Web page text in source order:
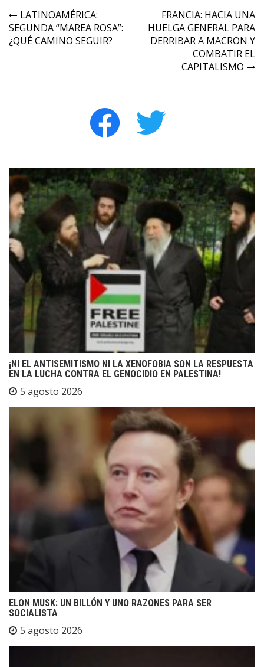
Navegación
de
LATINOAMÉRICA:
SEGUNDA “MAREA ROSA”:
¿QUÉ CAMINO SEGUIR?
FRANCIA: HACIA UNA
HUELGA GENERAL PARA
DERRIBAR A MACRON Y
COMBATIR EL
CAPITALISMO
facebook twitter
¡NI EL ANTISEMITISMO NI LA XENOFOBIA SON LA RESPUESTA
EN LA LUCHA CONTRA EL GENOCIDIO EN PALESTINA!
5 agosto 2026
ELON MUSK: UN BILLÓN Y UNO RAZONES PARA SER
SOCIALISTA
5 agosto 2026